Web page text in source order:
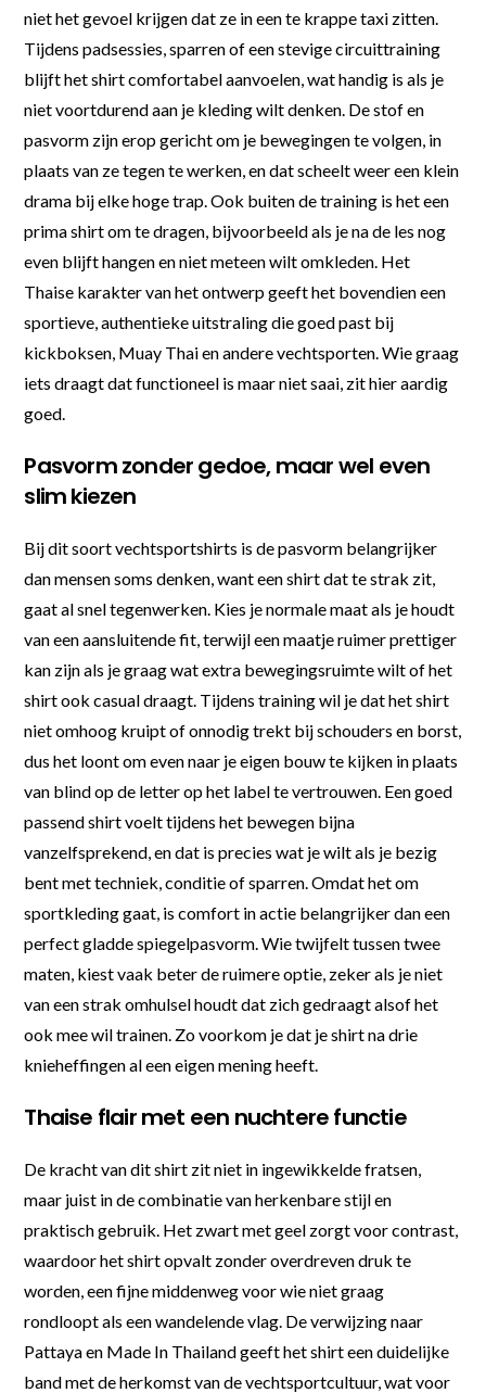
niet het gevoel krijgen dat ze in een te krappe taxi zitten.
Tijdens padsessies, sparren of een stevige circuittraining
blijft het shirt comfortabel aanvoelen, wat handig is als je
niet voortdurend aan je kleding wilt denken. De stof en
pasvorm zijn erop gericht om je bewegingen te volgen, in
plaats van ze tegen te werken, en dat scheelt weer een klein
drama bij elke hoge trap. Ook buiten de training is het een
prima shirt om te dragen, bijvoorbeeld als je na de les nog
even blijft hangen en niet meteen wilt omkleden. Het
Thaise karakter van het ontwerp geeft het bovendien een
sportieve, authentieke uitstraling die goed past bij
kickboksen, Muay Thai en andere vechtsporten. Wie graag
iets draagt dat functioneel is maar niet saai, zit hier aardig
goed.
Pasvorm zonder gedoe, maar wel even
slim kiezen
Bij dit soort vechtsportshirts is de pasvorm belangrijker
dan mensen soms denken, want een shirt dat te strak zit,
gaat al snel tegenwerken. Kies je normale maat als je houdt
van een aansluitende fit, terwijl een maatje ruimer prettiger
kan zijn als je graag wat extra bewegingsruimte wilt of het
shirt ook casual draagt. Tijdens training wil je dat het shirt
niet omhoog kruipt of onnodig trekt bij schouders en borst,
dus het loont om even naar je eigen bouw te kijken in plaats
van blind op de letter op het label te vertrouwen. Een goed
passend shirt voelt tijdens het bewegen bijna
vanzelfsprekend, en dat is precies wat je wilt als je bezig
bent met techniek, conditie of sparren. Omdat het om
sportkleding gaat, is comfort in actie belangrijker dan een
perfect gladde spiegelpasvorm. Wie twijfelt tussen twee
maten, kiest vaak beter de ruimere optie, zeker als je niet
van een strak omhulsel houdt dat zich gedraagt alsof het
ook mee wil trainen. Zo voorkom je dat je shirt na drie
knieheffingen al een eigen mening heeft.
Thaise flair met een nuchtere functie
De kracht van dit shirt zit niet in ingewikkelde fratsen,
maar juist in de combinatie van herkenbare stijl en
praktisch gebruik. Het zwart met geel zorgt voor contrast,
waardoor het shirt opvalt zonder overdreven druk te
worden, een fijne middenweg voor wie niet graag
rondloopt als een wandelende vlag. De verwijzing naar
Pattaya en Made In Thailand geeft het shirt een duidelijke
band met de herkomst van de vechtsportcultuur, wat voor